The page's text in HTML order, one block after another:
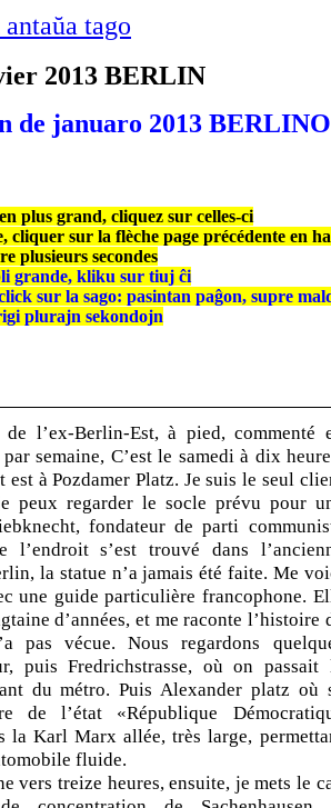
tago
2013 BERLIN
de januaro 2013 BERLINO
plus grand, cliquez sur celles-ci
cliquer sur la flèche page précédente en
plusieurs secondes
grande, kliku sur tiuj ĉi
sur la sago: pasintan paĝon, supre
plurajn sekondojn
l’ex-Berlin-Est, à pied, commenté
semaine, C’est le samedi à dix
est à Pozdamer Platz. Je suis le seul
peux regarder le socle prévu pour
fondateur de parti
l’endroit s’est trouvé dans
la statue n’a jamais été faite. Me
une guide particulière francophone.
d’années, et me raconte l’histoire
pas vécue. Nous regardons
puis Fredrichstrasse, où on passait
du métro. Puis Alexander platz où
de l’état «République
la Karl Marx allée, très large,
fluide.
vers treize heures, ensuite, je mets le